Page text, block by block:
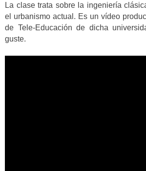
La clase trata sobre la ingeniería
el urbanismo actual. Es un vídeo
de Tele-Educación de dicha
guste.